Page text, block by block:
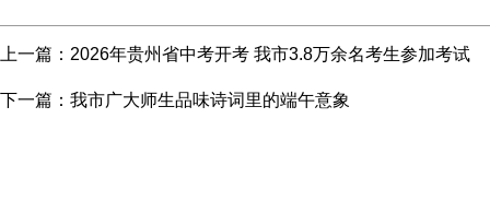
上一篇： 2026年贵州省中考开考 我市3.8万余名考生参加考试
下一篇： 我市广大师生品味诗词里的端午意象